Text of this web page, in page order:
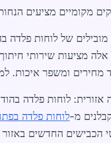
מקומיים מציעים
של לוחות פלדה
מציעות שירותי
מחירים ומשפר איכות.
לוחות פלדה
מ-לוחות פלדה
הכבישים החדשים